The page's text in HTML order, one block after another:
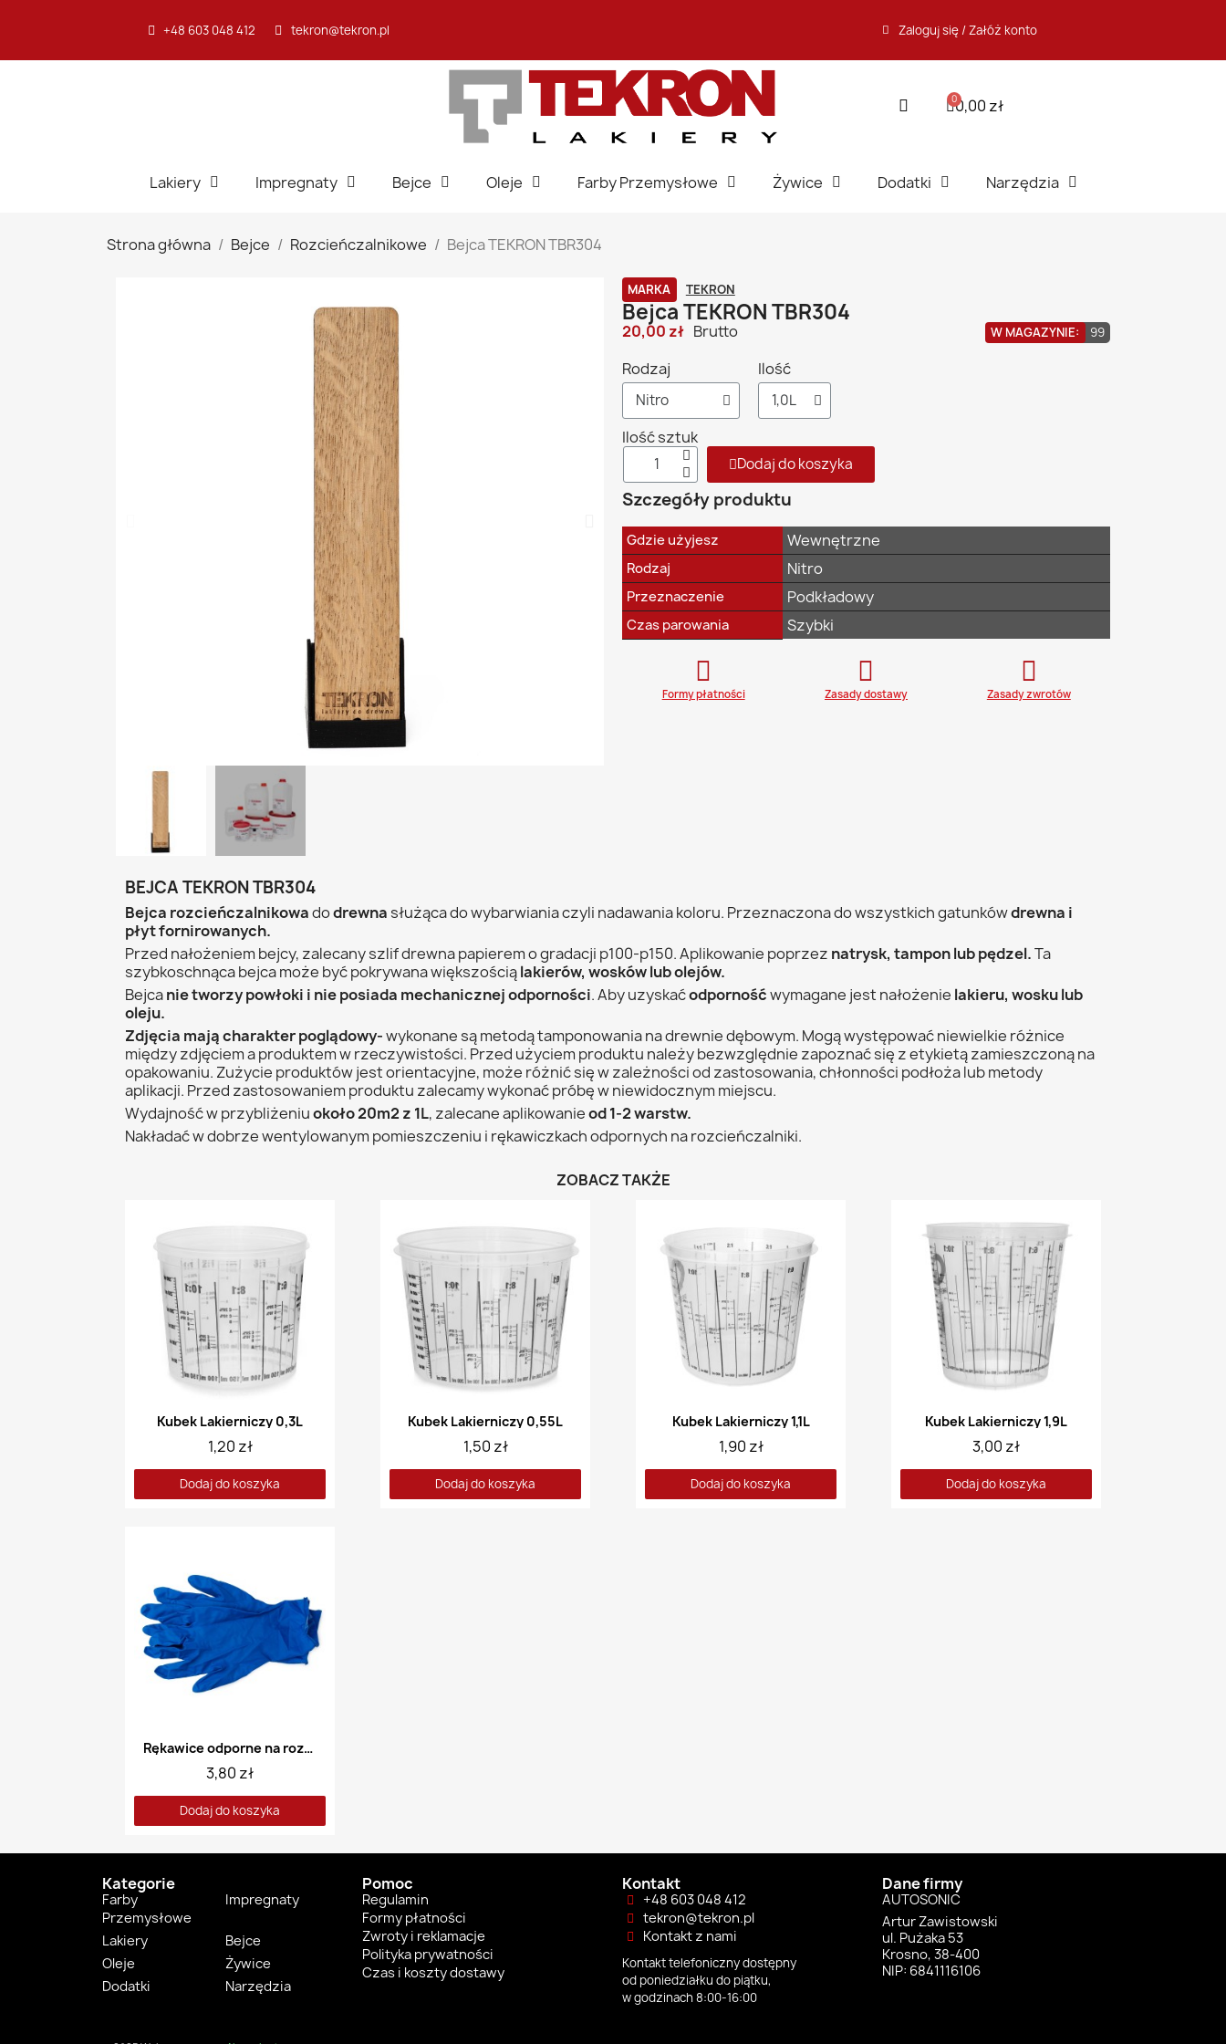
+48 603 048 412 tekron@tekron.pl Zaloguj się / Załóż konto
0,00 zł
Lakiery Impregnaty Bejce Oleje Farby Przemysłowe Żywice Dodatki Narzędzia
Strona główna Bejce Rozcieńczalnikowe Bejca TEKRON TBR304
MARKA TEKRON
Bejca TEKRON TBR304
20,00 zł Brutto W MAGAZYNIE: 99
Rodzaj Ilość
Ilość sztuk
Dodaj do koszyka
Szczegóły produktu
Gdzie użyjesz Wewnętrzne
Rodzaj Nitro
Przeznaczenie Podkładowy
Czas parowania Szybki
Formy płatności Zasady dostawy Zasady zwrotów
BEJCA TEKRON TBR304
Bejca rozcieńczalnikowadodrewna służąca do wybarwiania czyli nadawania koloru. Przeznaczona do wszystkich gatunkówdrewna i
płyt fornirowanych.
Przed nałożeniem bejcy, zalecany szlif drewna papierem o gradacji p100-p150. Aplikowanie poprzez natrysk, tampon lub pędzel.Ta
szybkoschnąca bejca może być pokrywana większościąlakierów, wosków lub olejów.
Bejcanietworzypowłoki i nieposiada mechanicznejodporności. Aby uzyskaćodpornośćwymagane jest nałożenie lakieru, wosku lub
oleju.
Zdjęcia mają charakter poglądowy-wykonane są metodą tamponowania na drewnie dębowym. Mogą występować niewielkie różnice
między zdjęciem a produktem w rzeczywistości. Przed użyciem produktu należy bezwzględnie zapoznać się z etykietą zamieszczoną na
opakowaniu. Zużycie produktów jest orientacyjne, może różnić się w zależności od zastosowania, chłonności podłoża lub metody
aplikacji. Przed zastosowaniem produktu zalecamy wykonać próbę w niewidocznym miejscu.
Wydajność w przybliżeniuokoło 20m2 z 1L, zalecane aplikowanieod 1-2 warstw.
Nakładać w dobrze wentylowanym pomieszczeniu i rękawiczkach odpornych na rozcieńczalniki.
ZOBACZ TAKŻE
Kubek Lakierniczy 0,3L
1,20 zł
Dodaj do koszyka
Kubek Lakierniczy 0,55L
1,50 zł
Dodaj do koszyka
Kubek Lakierniczy 1,1L
1,90 zł
Dodaj do koszyka
Kubek Lakierniczy 1,9L
3,00 zł
Dodaj do koszyka
Rękawice odporne na rozcieńczalniki
3,80 zł
Dodaj do koszyka
Kategorie
Farby
Przemysłowe
Impregnaty
Lakiery
Bejce
Oleje
Żywice
Dodatki
Narzędzia
Pomoc
Regulamin
Formy płatności
Zwroty i reklamacje
Polityka prywatności
Czas i koszty dostawy
Kontakt
+48 603 048 412
tekron@tekron.pl
Kontakt z nami
Kontakt telefoniczny dostępny
od poniedziałku do piątku,
w godzinach 8:00-16:00
Dane firmy
AUTOSONIC
Artur Zawistowski
ul. Pużaka 53
Krosno, 38-400
NIP: 6841116106